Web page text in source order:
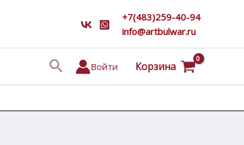
+7(483)259-40-94
info@artbulwar.ru
ПоискВойти Корзина